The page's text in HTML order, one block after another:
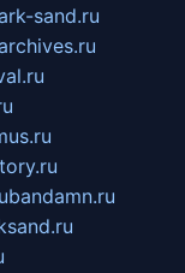
sand.ru
bandamn.ru